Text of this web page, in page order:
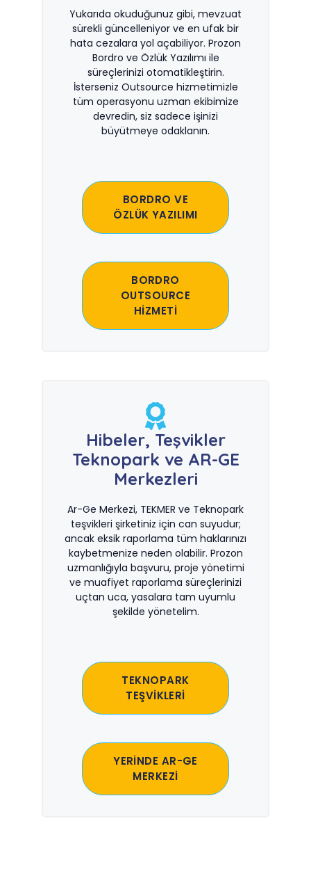
Yukarıda okuduğunuz gibi, mevzuat
sürekli güncelleniyor ve en ufak bir
hata cezalara yol açabiliyor. Prozon
Bordro ve Özlük Yazılımı ile
süreçlerinizi otomatikleştirin.
İsterseniz Outsource hizmetimizle
tüm operasyonu uzman ekibimize
devredin, siz sadece işinizi
büyütmeye odaklanın.
BORDRO VE
ÖZLÜK YAZILIMI
BORDRO
OUTSOURCE
HİZMETİ
Hibeler, Teşvikler
Teknopark ve AR-GE
Merkezleri
Ar-Ge Merkezi, TEKMER ve Teknopark
teşvikleri şirketiniz için can suyudur;
ancak eksik raporlama tüm haklarınızı
kaybetmenize neden olabilir. Prozon
uzmanlığıyla başvuru, proje yönetimi
ve muafiyet raporlama süreçlerinizi
uçtan uca, yasalara tam uyumlu
şekilde yönetelim.
TEKNOPARK
TEŞVİKLERİ
YERİNDE AR-GE
MERKEZİ